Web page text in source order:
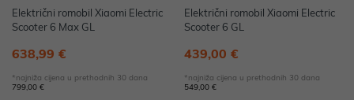
Električni romobil Xiaomi Electric
Scooter 6 Max GL
638,99 €
*najniža cijena u prethodnih 30 dana
799,00 €
Električni romobil Xiaomi Electric
Scooter 6 GL
439,00 €
*najniža cijena u prethodnih 30 dana
549,00 €